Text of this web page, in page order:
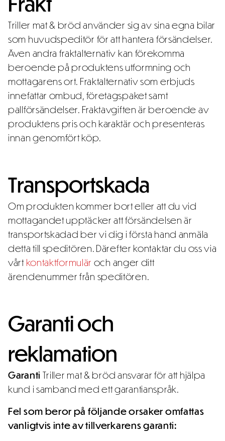
Triller mat & bröd använder sig av sina egna bilar
som huvudspeditör för att hantera försändelser.
Även andra fraktalternativ kan förekomma
beroende på produktens utformning och
mottagarens ort. Fraktalternativ som erbjuds
innefattar ombud, företagspaket samt
pallförsändelser. Fraktavgiften är beroende av
produktens pris och karaktär och presenteras
innan genomfört köp.
Transportskada
Om produkten kommer bort eller att du vid
mottagandet upptäcker att försändelsen är
transportskadad ber vi dig i första hand anmäla
detta till speditören. Därefter kontaktar du oss via
vårt kontaktformulär och anger ditt
ärendenummer från speditören.
Garanti och
reklamation
Garanti Triller mat & bröd ansvarar för att hjälpa
kund i samband med ett garantianspråk.
Fel som beror på följande orsaker omfattas
vanligtvis inte av tillverkarens garanti: